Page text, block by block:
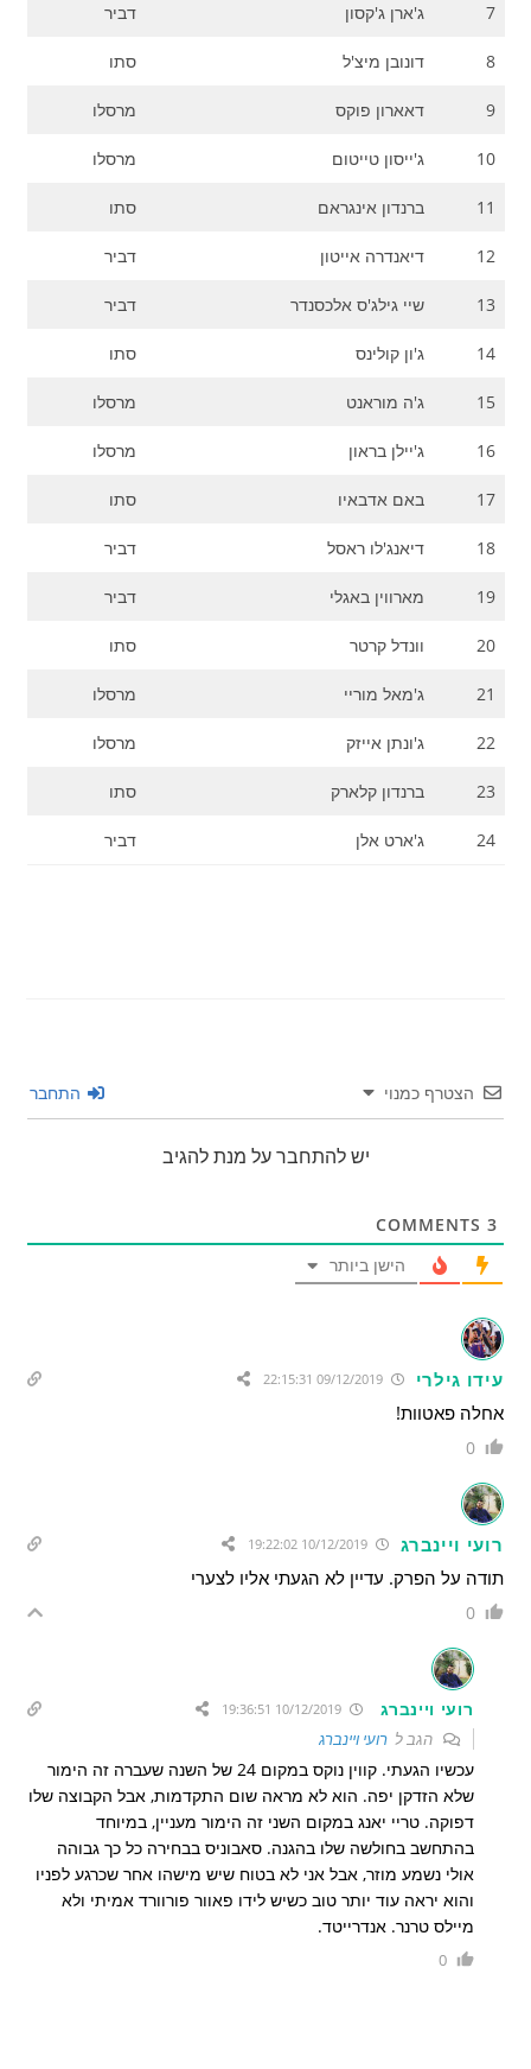
7 ג'ארן ג'קסון דביר
8 דונובן מיצ'ל סתו
9 דאארון פוקס מרסלו
10 ג'ייסון טייטום מרסלו
11 ברנדון אינגראם סתו
12 דיאנדרה אייטון דביר
13 שיי גילג'ס אלכסנדר דביר
14 ג'ון קולינס סתו
15 ג'ה מוראנט מרסלו
16 ג'יילן בראון מרסלו
17 באם אדבאיו סתו
18 דיאנג'לו ראסל דביר
19 מארווין באגלי דביר
20 וונדל קרטר סתו
21 ג'מאל מוריי מרסלו
22 ג'ונתן אייזק מרסלו
23 ברנדון קלארק סתו
24 ג'ארט אלן דביר
הצטרף כמנוי התחבר
יש להתחבר על מנת להגיב
3
הישן ביותר
עידו גילרי 09/12/2019 22:15:31
אחלה פאטוות!
0
רועי ויינברג
תודה על הפרק. עדיין לא הגעתי אליו לצערי
0
רועי ויינברג
הגב לרועי ויינברג
עכשיו הגעתי. קווין נוקס במקום 24 של השנה שעברה זה הימור
שלא הזדקן יפה. הוא לא מראה שום התקדמות, אבל הקבוצה שלו
דפוקה. טריי יאנג במקום השני זה הימור מעניין, במיוחד
בהתחשב בחולשה שלו בהגנה. סאבוניס בבחירה כל כך גבוהה
אולי נשמע מוזר, אבל אני לא בטוח שיש מישהו אחר שכרגע לפניו
והוא יראה עוד יותר טוב כשיש לידו פאוור פורוורד אמיתי ולא
מיילס טרנר. אנדרייטד.
0